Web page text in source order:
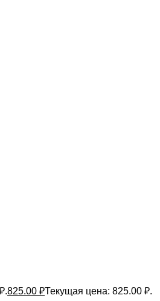
825.00 ₽Текущая цена: 825.00 ₽.